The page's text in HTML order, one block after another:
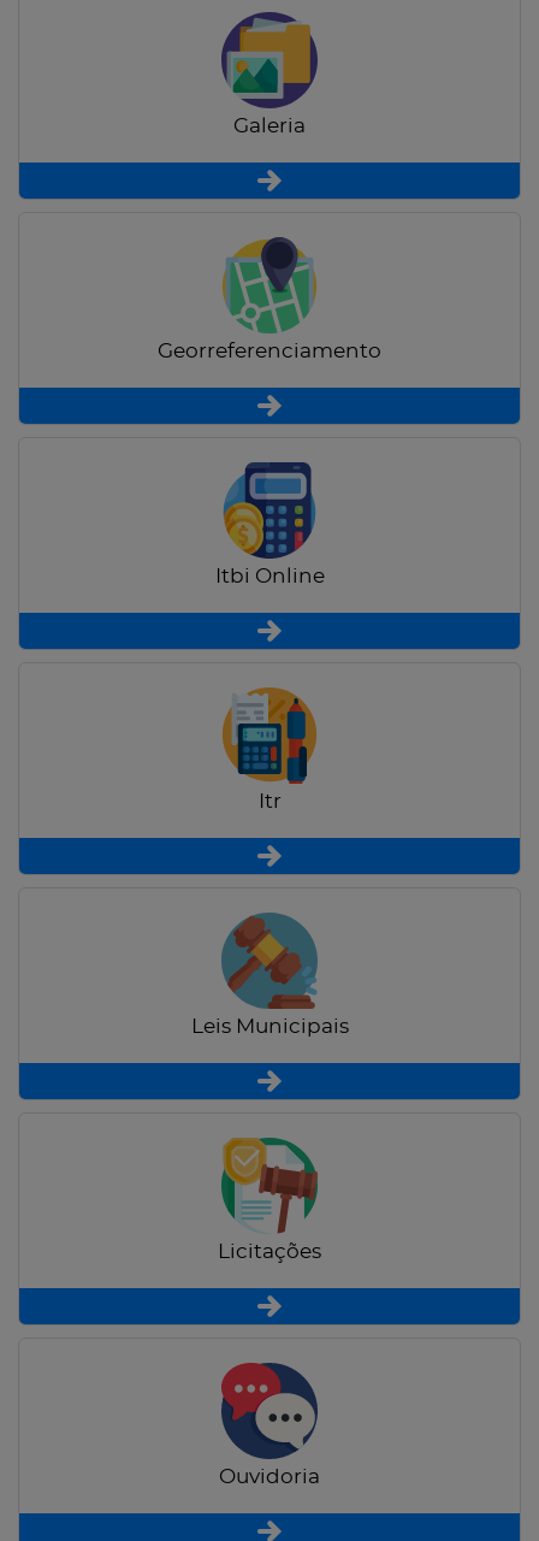
Galeria
Georreferenciamento
Itbi Online
Itr
Leis Municipais
Licitações
Ouvidoria